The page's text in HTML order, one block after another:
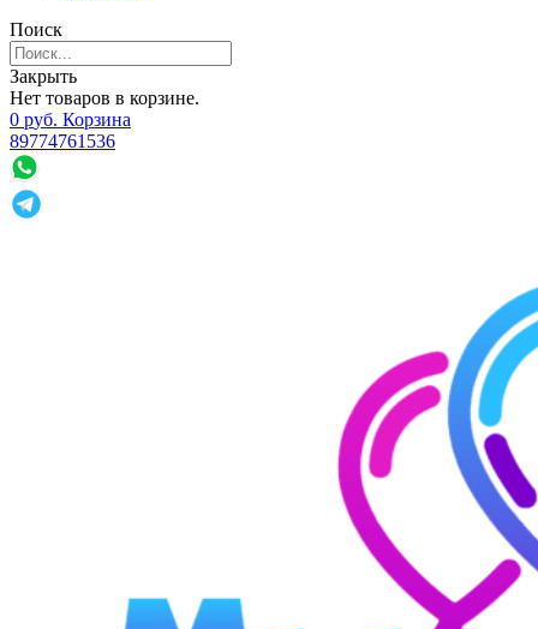
Поиск
Закрыть
Нет товаров в корзине.
0 руб. Корзина
89774761536